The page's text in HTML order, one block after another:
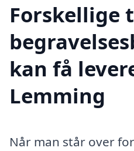
Forskellige
kan få
Lemming
Når man står over